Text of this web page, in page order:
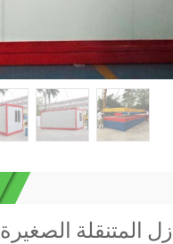
المتنقلة الصغيرة